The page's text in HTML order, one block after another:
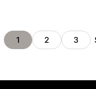
1 2 3